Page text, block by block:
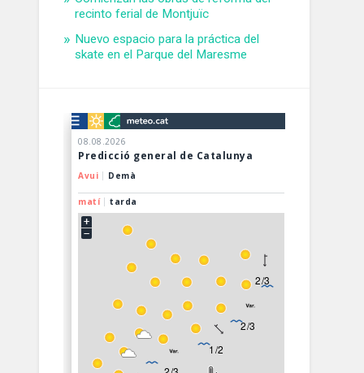
recinto ferial de Montjuïc
Nuevo espacio para la práctica del
skate en el Parque del Maresme